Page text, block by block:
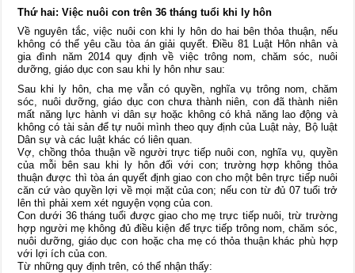
Thứ hai: Việc nuôi con trên 36 tháng tuổi khi ly hôn
Về nguyên tắc, việc nuôi con khi ly hôn do hai bên thỏa thuận, nếu
không có thể yêu cầu tòa án giải quyết. Điều 81 Luật Hôn nhân và
gia đình năm 2014 quy định về việc trông nom, chăm sóc, nuôi
dưỡng, giáo dục con sau khi ly hôn như sau:
Sau khi ly hôn, cha mẹ vẫn có quyền, nghĩa vụ trông nom, chăm
sóc, nuôi dưỡng, giáo dục con chưa thành niên, con đã thành niên
mất năng lực hành vi dân sự hoặc không có khả năng lao động và
không có tài sản để tự nuôi mình theo quy định của Luật này, Bộ luật
Dân sự và các luật khác có liên quan.
Vợ, chồng thỏa thuận về người trực tiếp nuôi con, nghĩa vụ, quyền
của mỗi bên sau khi ly hôn đối với con; trường hợp không thỏa
thuận được thì tòa án quyết định giao con cho một bên trực tiếp nuôi
căn cứ vào quyền lợi về mọi mặt của con; nếu con từ đủ 07 tuổi trở
lên thì phải xem xét nguyện vọng của con.
Con dưới 36 tháng tuổi được giao cho mẹ trực tiếp nuôi, trừ trường
hợp người mẹ không đủ điều kiện để trực tiếp trông nom, chăm sóc,
nuôi dưỡng, giáo dục con hoặc cha mẹ có thỏa thuận khác phù hợp
với lợi ích của con.
Từ những quy định trên, có thể nhận thấy: